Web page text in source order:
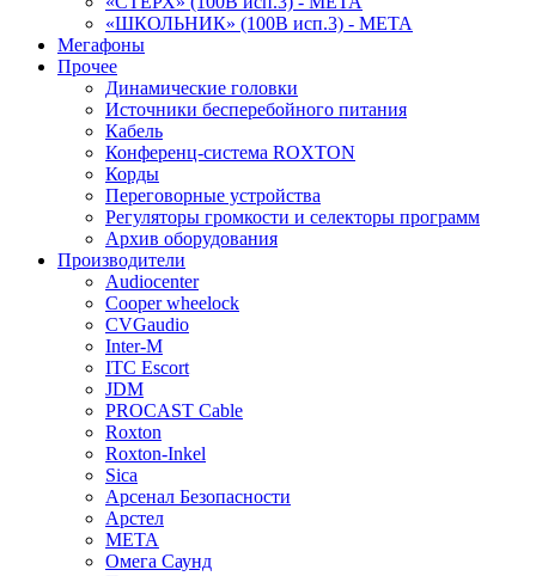
«ШКОЛЬНИК» (100В исп.3) - МЕТА
Мегафоны
Прочее
Динамические головки
Источники бесперебойного питания
Кабель
Конференц-система ROXTON
Корды
Переговорные устройства
Регуляторы громкости и селекторы программ
Архив оборудования
Производители
Audiocenter
Cooper wheelock
CVGaudio
Inter-M
ITC Escort
JDM
PROCAST Cable
Roxton
Roxton-Inkel
Sica
Арсенал Безопасности
Арстел
МЕТА
Омега Саунд